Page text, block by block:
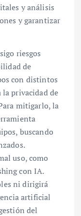
y análisis
y garantizar
riesgos
de
con distintos
la privacidad de
mitigarlo, la
buscando
uso, como
con IA.
ni dirigirá
artificial
del